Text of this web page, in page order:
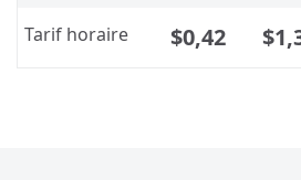
Tarif horaire $0,42